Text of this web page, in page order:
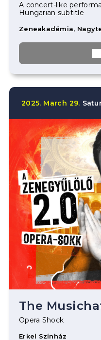
A concert-like
Hungarian subtitle
Zeneakadémia,
2025. March 29.
The
Opera Shock
Erkel Színház